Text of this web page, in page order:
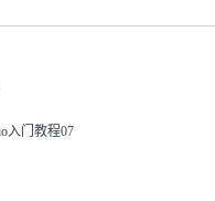
入门教程07